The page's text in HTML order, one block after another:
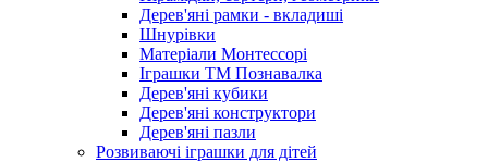
Дерев'яні рамки - вкладиші
Шнурівки
Матеріали Монтессорі
Іграшки ТМ Познавалка
Дерев'яні кубики
Дерев'яні конструктори
Дерев'яні пазли
Розвиваючі іграшки для дітей